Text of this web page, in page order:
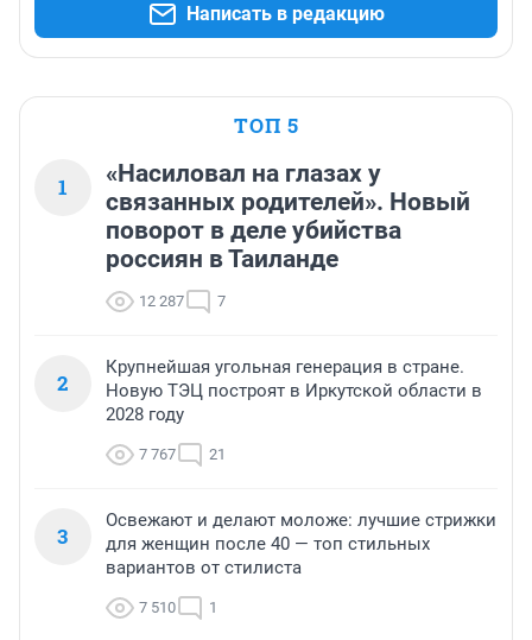
Написать в редакцию
ТОП 5
1
«Насиловал на глазах у
связанных родителей». Новый
поворот в деле убийства
россиян в Таиланде
12 287 7
2
Крупнейшая угольная генерация в стране.
Новую ТЭЦ построят в Иркутской области в
2028 году
7 767 21
3
Освежают и делают моложе: лучшие стрижки
для женщин после 40 — топ стильных
вариантов от стилиста
7 510 1